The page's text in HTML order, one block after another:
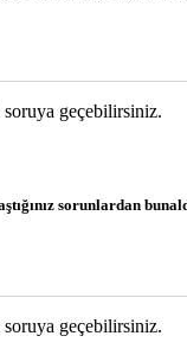
geçebilirsiniz.
sorunlardan
geçebilirsiniz.